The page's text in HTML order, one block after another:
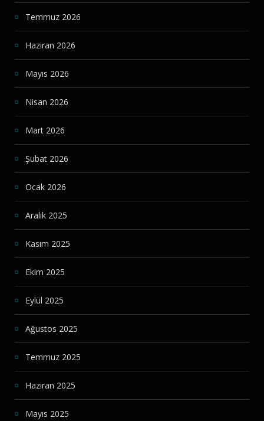
Temmuz 2026
Haziran 2026
Mayıs 2026
Nisan 2026
Mart 2026
Şubat 2026
Ocak 2026
Aralık 2025
Kasım 2025
Ekim 2025
Eylül 2025
Ağustos 2025
Temmuz 2025
Haziran 2025
Mayıs 2025